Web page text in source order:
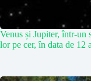
Venus și Jupiter, într-un
lor pe cer, în data de 12